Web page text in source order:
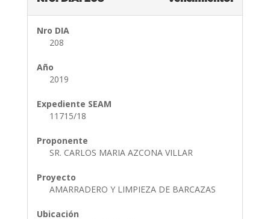
Nro DIA
208
Año
2019
Expediente SEAM
11715/18
Proponente
SR. CARLOS MARIA AZCONA VILLAR
Proyecto
AMARRADERO Y LIMPIEZA DE BARCAZAS
Ubicación